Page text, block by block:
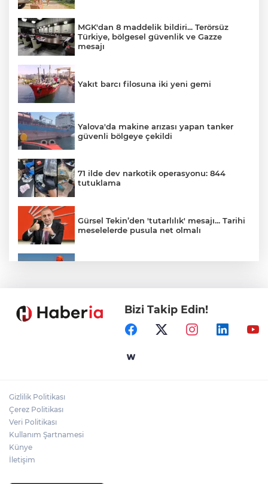
MGK'dan 8 maddelik bildiri... Terörsüz
Türkiye, bölgesel güvenlik ve Gazze
mesajı
Yakıt barcı filosuna iki yeni gemi
Yalova'da makine arızası yapan tanker
güvenli bölgeye çekildi
71 ilde dev narkotik operasyonu: 844
tutuklama
Gürsel Tekin’den 'tutarlılık' mesajı... Tarihi
meselelerde pusula net olmalı
Samsun’da Alaçam'a yeni yaşam alanı
Yapay zekada onlarca uygulamanın
Bizi Takip Edin!
Gizlilik Politikası
Çerez Politikası
Veri Politikası
Kullanım Şartnamesi
Künye
İletişim